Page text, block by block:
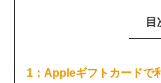
目
1：Appleギフトカードで